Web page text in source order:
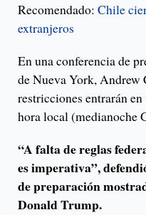
Recomendado: Chile
extranjeros
En una conferencia de
de Nueva York, Andrew
restricciones entrarán
hora local (medianoche
“A falta de reglas
es imperativa”,
de preparación
Donald Trump.